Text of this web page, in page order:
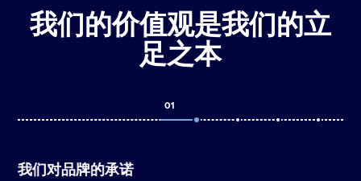
我们的价值观是我们的立
足之本
01
我们对品牌的承诺